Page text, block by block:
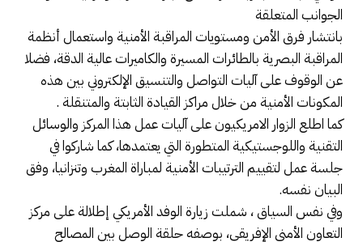
الجوانب المتعلقة
بانتشار فرق الأمن ومستويات المراقبة الأمنية واستعمال أنظمة
المراقبة البصرية بالطائرات المسيرة والكاميرات عالية الدقة، فضلا
عن الوقوف على آليات التواصل والتنسيق الإلكتروني بين هذه
المكونات الأمنية من خلال مراكز القيادة الثابتة والمتنقلة .
كما اطلع الزوار الامريكيون على آليات عمل هذا المركز والوسائل
التقنية واللوجستيكية المتطورة التي يعتمدها، كما شاركوا في
جلسة عمل لتقييم الترتيبات الأمنية لمباراة المغرب وتنزانيا، وفق
البيان نفسه.
وفي نفس السياق ، شملت زيارة الوفد الأمريكي إطلالة على مركز
التعاون الأمني الإفريقي، بوصفه حلقة الوصل بين المصالح